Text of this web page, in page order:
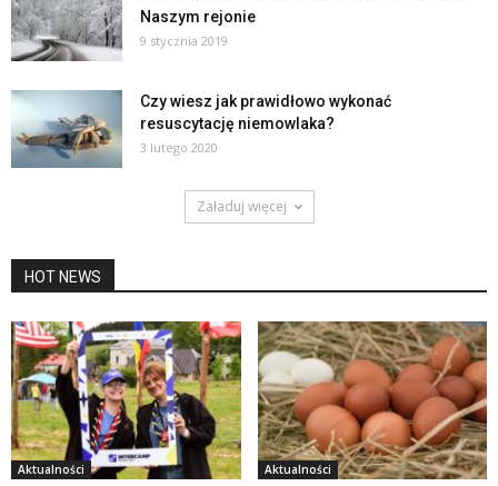
Naszym rejonie
9 stycznia 2019
Czy wiesz jak prawidłowo wykonać
resuscytację niemowlaka?
3 lutego 2020
Załaduj więcej
HOT NEWS
Aktualności Aktualności